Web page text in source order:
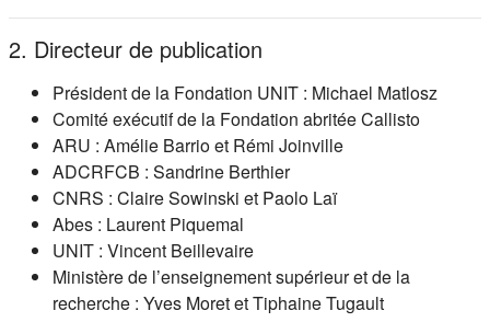
2. Directeur de publication
Président de la Fondation UNIT : Michael Matlosz
Comité exécutif de la Fondation abritée Callisto
ARU : Amélie Barrio et Rémi Joinville
ADCRFCB : Sandrine Berthier
CNRS : Claire Sowinski et Paolo Laï
Abes : Laurent Piquemal
UNIT : Vincent Beillevaire
Ministère de l’enseignement supérieur et de la
recherche : Yves Moret et Tiphaine Tugault